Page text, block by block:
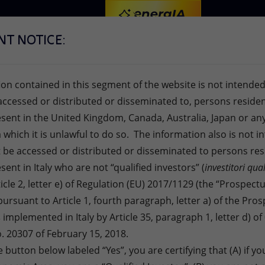
artificiale.
ENI, ENILIVE, PLENITUDE
Da energie diverse, un’energia unica
RISK & CONTROL GOVERNANCE
Nasce G∙row l’alleanza tra imprese e
istituzioni che promuove l’evoluzione e il
rafforzamento di controllo e gestione dei
ENI FOR 2025
Naviga lo speciale: scelte concrete che
integrano impresa e sostenibilità per
trasformare la strategia in valore condiviso
e
La creazione di società specializzate accelera
i nuovi business e quelli tradizionali
ATTIVITÀ NEL MONDO
Siamo un'azienda globale presente in 62
Paesi dove collaboriamo con le comunità
locali in progetti di sviluppo e innovazione
ENI, ENILIVE, PLENITUDE
Da energie diverse, un’energia unica
Risultati del secondo trimestre 2026
ENI FOR 2025
Naviga lo speciale: scelte concrete che
integrano impresa e sostenibilità per
trasformare la strategia in valore condiviso
da
MASTER ENI
Scopri i nostri programmi di formazione in
collaborazione con le Università italiane.
Mettiamo al centro le persone, per le
2022
NOTICE:
contained in this segment of the website is not
or distributed or disseminated to, persons
in the United Kingdom, Canada, Australia, Japan or
it is unlawful to do so. The information also is not
accessed or distributed or disseminated to persons
in Italy who are not “qualified investors” (investitori
2, letter e) of Regulation (EU) 2017/1129 (the
to Article 1, fourth paragraph, letter a) of the
implemented in Italy by Article 35, paragraph 1, letter d) of
20307 of February 15, 2018.
button below labeled “Yes”, you are certifying that (A) if